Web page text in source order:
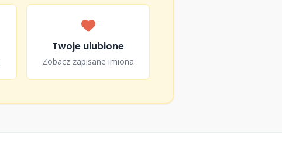
Twoje ulubione
Zobacz zapisane imiona